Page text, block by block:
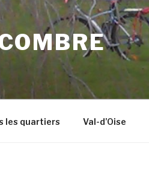
les quartiers Val-d’Oise